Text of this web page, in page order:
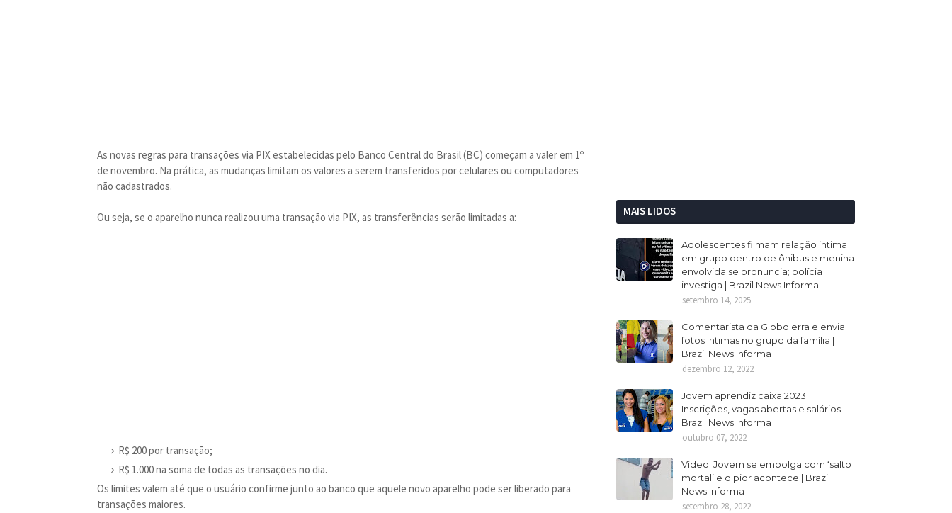
As novas regras para transações via PIX estabelecidas pelo Banco Central do Brasil (BC) começam a valer em 1º
de novembro. Na prática, as mudanças limitam os valores a serem transferidos por celulares ou computadores
não cadastrados.
Ou seja, se o aparelho nunca realizou uma transação via PIX, as transferências serão limitadas a:
R$ 200 por transação;
R$ 1.000 na soma de todas as transações no dia.
Os limites valem até que o usuário confirme junto ao banco que aquele novo aparelho pode ser liberado para
transações maiores.
MAIS LIDOS
Adolescentes filmam relação intima
em grupo dentro de ônibus e menina
envolvida se pronuncia; polícia
investiga | Brazil News Informa
setembro 14, 2025
Comentarista da Globo erra e envia
fotos intimas no grupo da família |
Brazil News Informa
dezembro 12, 2022
Jovem aprendiz caixa 2023:
Inscrições, vagas abertas e salários |
Brazil News Informa
outubro 07, 2022
Vídeo: Jovem se empolga com ‘salto
mortal’ e o pior acontece | Brazil
News Informa
setembro 28, 2022